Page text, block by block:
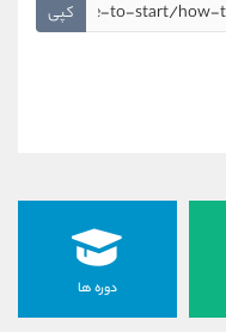
کپی
دوره ها